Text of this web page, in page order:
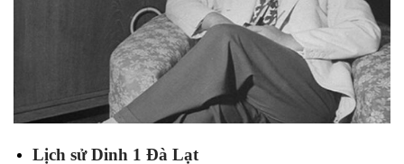
Lịch sử Dinh 1 Đà Lạt